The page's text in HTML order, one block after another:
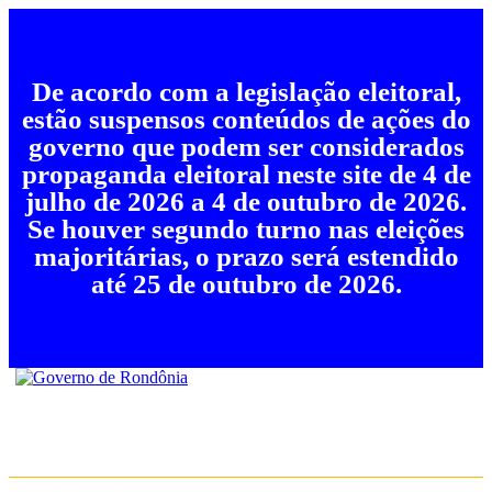
De acordo com a legislação eleitoral,
estão suspensos conteúdos de ações do
governo que podem ser considerados
propaganda eleitoral neste site de 4 de
julho de 2026 a 4 de outubro de 2026.
Se houver segundo turno nas eleições
majoritárias, o prazo será estendido
até 25 de outubro de 2026.